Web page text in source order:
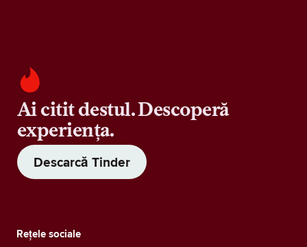
Ai citit destul. Descoperă
experiența.
Descarcă Tinder
Rețele sociale